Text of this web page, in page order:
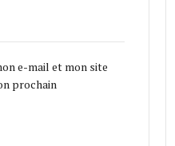
e-mail et mon site
prochain